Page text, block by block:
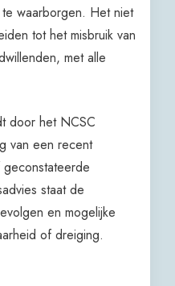
waarborgen. Het niet
tot het misbruik van
met alle
door het NCSC
van een recent
staat de
en mogelijke
of dreiging.